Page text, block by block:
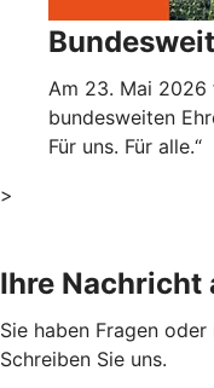
Am 23. Mai
bundesweiten
Für uns. Für alle.“
>
Ihre Nachricht
Sie haben Fragen
Schreiben Sie uns.